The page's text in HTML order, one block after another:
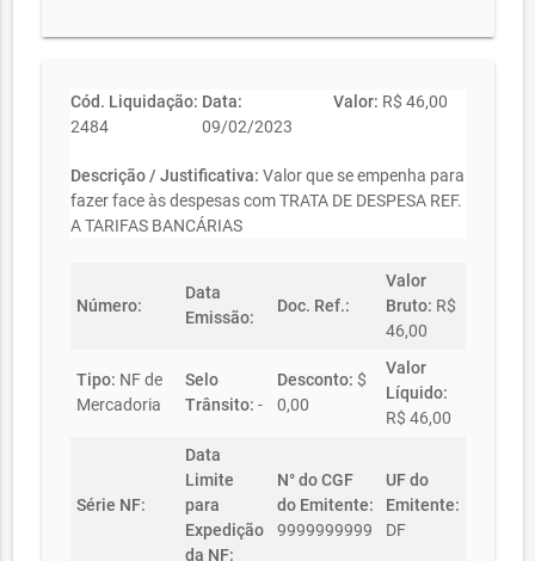
Cód. Liquidação:
2484
Data:
09/02/2023
Valor: R$ 46,00
Descrição / Justificativa: Valor que se empenha para
fazer face às despesas com TRATA DE DESPESA REF.
A TARIFAS BANCÁRIAS
Número:
Data
Emissão:
Doc. Ref.:
Valor
Bruto: R$
46,00
Tipo: NF de
Mercadoria
Selo
Trânsito: -
Desconto: $
0,00
Valor
Líquido:
R$ 46,00
Série NF:
Data
Limite
para
Expedição
da NF:
N° do CGF
do Emitente:
9999999999
UF do
Emitente:
DF